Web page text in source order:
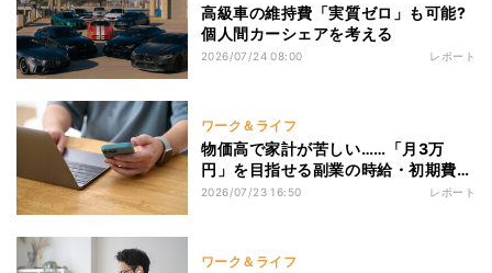
高級車の維持費「実質ゼロ」も可能?
個人間カーシェアを考える
2026/07/24 08:00 レポート
ワーク＆ライフ
物価高で家計が苦しい……「月3万
円」を目指せる副業の時給・初期費用
を比較
2026/07/23 16:50 レポート
ワーク＆ライフ